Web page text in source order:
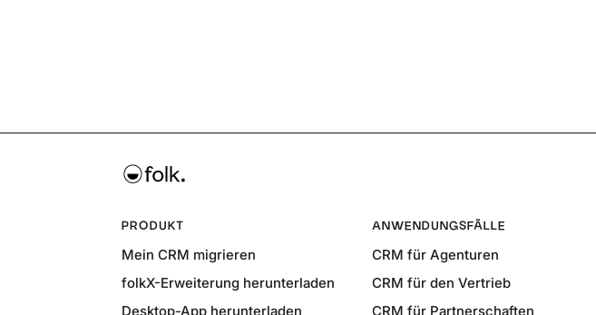
PRODUKT
Mein CRM migrieren
folkX-Erweiterung herunterladen
Desktop-App herunterladen
ANWENDUNGSFÄLLE
CRM für Agenturen
CRM für den Vertrieb
CRM für Partnerschaften